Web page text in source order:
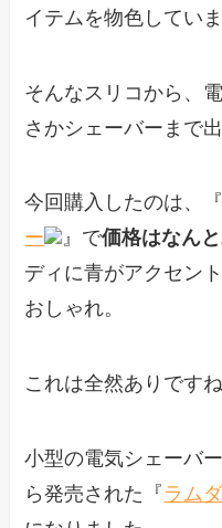
イテムを物色していま
そんなスリコから、
さかシェーバーまで
今回購入したのは、『
ー
』で価格はなん
ディに青がアクセン
おしゃれ。
これは全然ありですね
小型の電気シェーバ
ら発売された『 ラム